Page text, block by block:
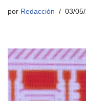
por Redacción 03/